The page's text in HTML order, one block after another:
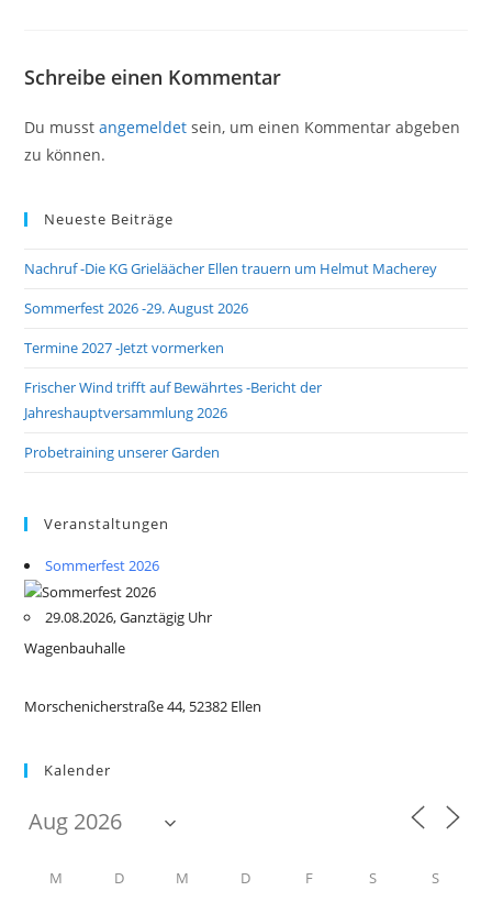
Schreibe einen Kommentar
Du musstangemeldet sein, um einen Kommentar abgeben
zu können.
Neueste Beiträge
Nachruf -Die KG Grieläächer Ellen trauern um Helmut Macherey
Sommerfest 2026 -29. August 2026
Termine 2027 -Jetzt vormerken
Frischer Wind trifft auf Bewährtes -Bericht der
Jahreshauptversammlung 2026
Probetraining unserer Garden
Veranstaltungen
Sommerfest 2026
29.08.2026, Ganztägig Uhr
Wagenbauhalle
Morschenicherstraße 44, 52382 Ellen
Kalender
M D M D F S S